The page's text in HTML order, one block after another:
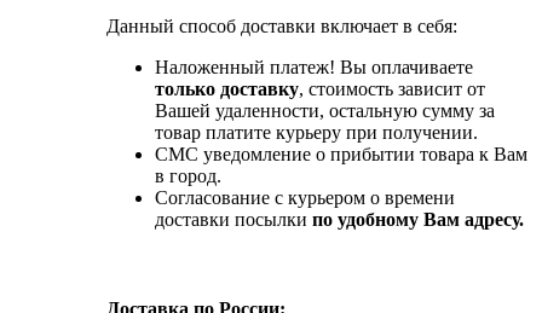
Данный способ доставки включает в себя:
Наложенный платеж! Вы оплачиваете
только доставку, стоимость зависит от
Вашей удаленности, остальную сумму за
товар платите курьеру при получении.
СМС уведомление о прибытии товара к Вам
в город.
Согласование с курьером о времени
доставки посылки по удобному Вам адресу.
Доставка по России: